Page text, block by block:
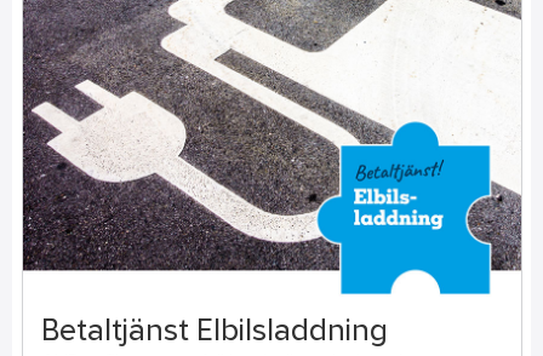
Betaltjänst Elbilsladdning